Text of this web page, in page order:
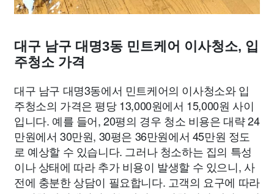
대구 남구 대명3동 민트케어 이사청소, 입
주청소 가격
대구 남구 대명3동에서 민트케어의 이사청소와 입
주청소의 가격은 평당 13,000원에서 15,000원 사이
입니다. 예를 들어, 20평의 경우 청소 비용은 대략 24
만원에서 30만원, 30평은 36만원에서 45만원 정도
로 예상할 수 있습니다. 그러나 청소하는 집의 특성
이나 상태에 따라 추가 비용이 발생할 수 있으니, 사
전에 충분한 상담이 필요합니다. 고객의 요구에 따라